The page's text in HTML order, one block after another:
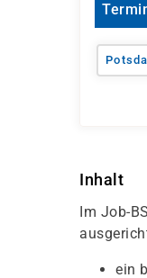
Inhalt
Im Job-
ein